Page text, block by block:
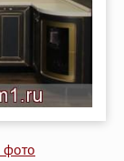
фото